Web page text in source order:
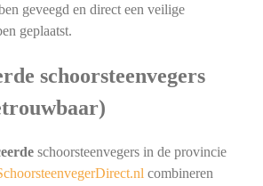
geveegd en direct een veilige
geplaatst.
schoorsteenvegers
schoorsteenvegers in de provincie
combineren